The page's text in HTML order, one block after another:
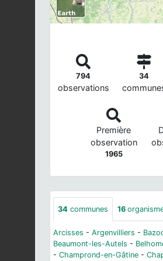
794
observations
34
Première
observation
1965
34 communes 16
Arcisses - Argenvilliers -
Beaumont-les-Autels -
- Champrond-en-Gâtine -